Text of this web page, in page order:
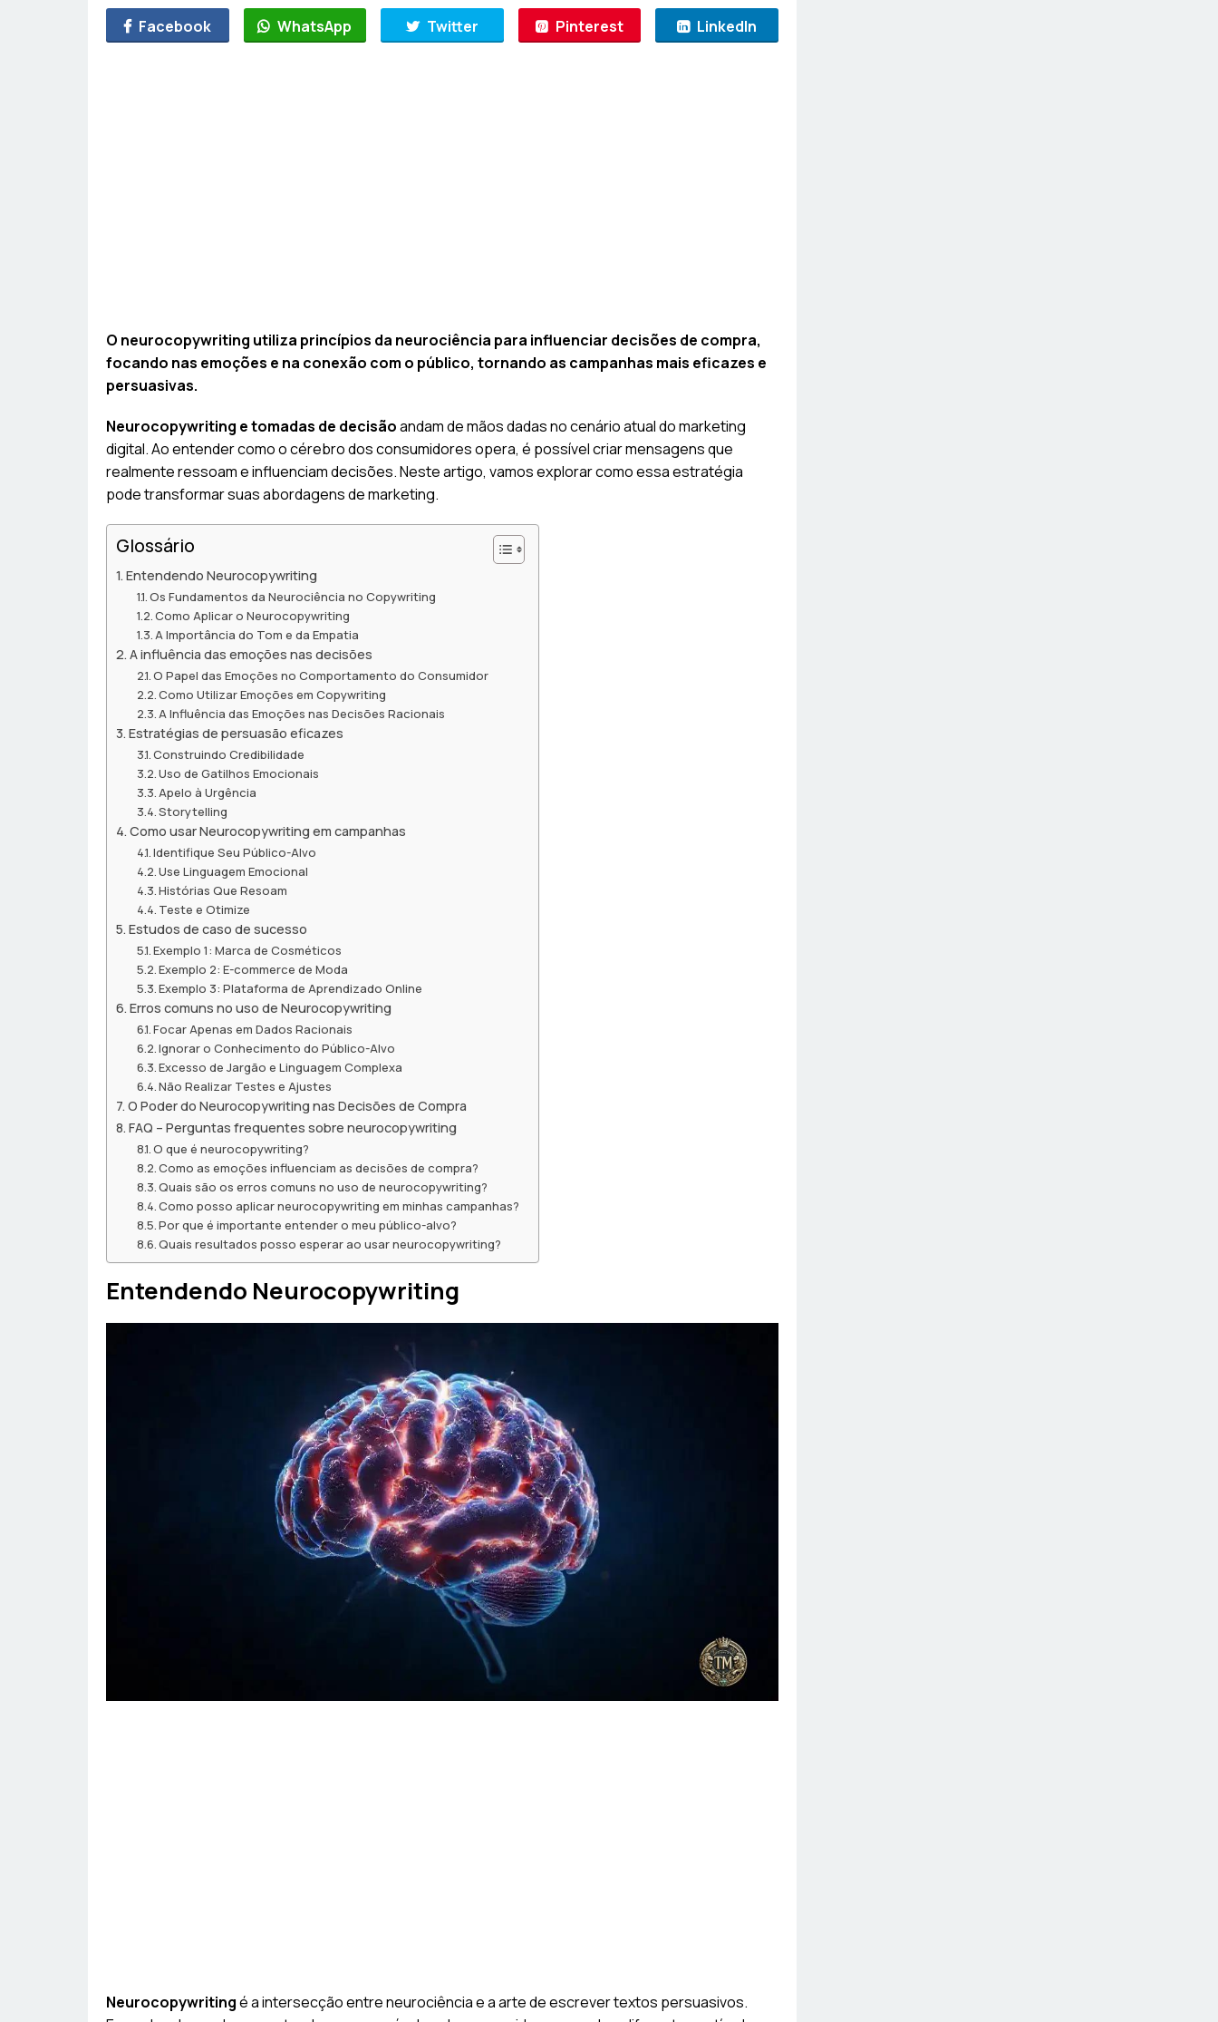
Facebook WhatsApp Twitter Pinterest LinkedIn
O neurocopywriting utiliza princípios da neurociência para influenciar decisões de compra,
focando nas emoções e na conexão com o público, tornando as campanhas mais eficazes e
persuasivas.
Neurocopywriting e tomadas de decisãoandam de mãos dadas no cenário atual do marketing
digital. Ao entender como o cérebro dos consumidores opera, é possível criar mensagens que
realmente ressoam e influenciam decisões. Neste artigo, vamos explorar como essa estratégia
pode transformar suas abordagens de marketing.
Glossário
Entendendo Neurocopywriting
Os Fundamentos da Neurociência no Copywriting
Como Aplicar o Neurocopywriting
A Importância do Tom e da Empatia
A influência das emoções nas decisões
O Papel das Emoções no Comportamento do Consumidor
Como Utilizar Emoções em Copywriting
A Influência das Emoções nas Decisões Racionais
Estratégias de persuasão eficazes
Construindo Credibilidade
Uso de Gatilhos Emocionais
Apelo à Urgência
Storytelling
Como usar Neurocopywriting em campanhas
Identifique Seu Público-Alvo
Use Linguagem Emocional
Histórias Que Resoam
Teste e Otimize
Estudos de caso de sucesso
Exemplo 1: Marca de Cosméticos
Exemplo 2: E-commerce de Moda
Exemplo 3: Plataforma de Aprendizado Online
Erros comuns no uso de Neurocopywriting
Focar Apenas em Dados Racionais
Ignorar o Conhecimento do Público-Alvo
Excesso de Jargão e Linguagem Complexa
Não Realizar Testes e Ajustes
O Poder do Neurocopywriting nas Decisões de Compra
FAQ – Perguntas frequentes sobre neurocopywriting
O que é neurocopywriting?
Como as emoções influenciam as decisões de compra?
Quais são os erros comuns no uso de neurocopywriting?
Como posso aplicar neurocopywriting em minhas campanhas?
Por que é importante entender o meu público-alvo?
Quais resultados posso esperar ao usar neurocopywriting?
Entendendo Neurocopywriting
Neurocopywritingé a intersecção entre neurociência e a arte de escrever textos persuasivos.